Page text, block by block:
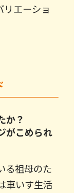
リエーショ
か？
がこめられ
る祖母のた
車いす生活